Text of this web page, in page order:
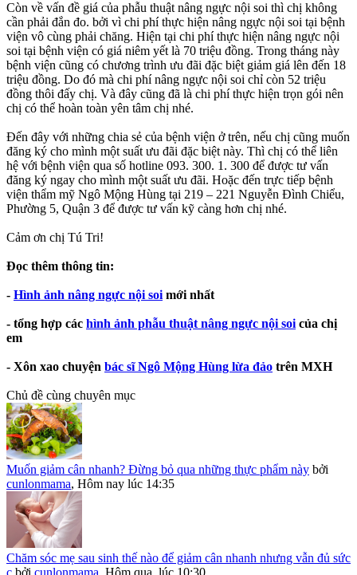
Còn về vấn đề giá của phẫu thuật nâng ngực nội soi thì chị không
cần phải đắn đo. bởi vì chi phí thực hiện nâng ngực nội soi tại bệnh
viện vô cùng phải chăng. Hiện tại chi phí thực hiện nâng ngực nội
soi tại bệnh viện có giá niêm yết là 70 triệu đồng. Trong tháng này
bệnh viện cũng có chương trình ưu đãi đặc biệt giảm giá lên đến 18
triệu đồng. Do đó mà chi phí nâng ngực nội soi chỉ còn 52 triệu
đồng thôi đấy chị. Và đây cũng đã là chi phí thực hiện trọn gói nên
chị có thể hoàn toàn yên tâm chị nhé.
Đến đây với những chia sẻ của bệnh viện ở trên, nếu chị cũng muốn
đăng ký cho mình một suất ưu đãi đặc biệt này. Thì chị có thể liên
hệ với bệnh viện qua số hotline 093. 300. 1. 300 để được tư vấn
đăng ký ngay cho mình một suất ưu đãi. Hoặc đến trực tiếp bệnh
viện thẩm mỹ Ngô Mộng Hùng tại 219 – 221 Nguyễn Đình Chiểu,
Phường 5, Quận 3 để được tư vấn kỹ càng hơn chị nhé.
Cảm ơn chị Tú Tri!
Đọc thêm thông tin:
- Hình ảnh nâng ngực nội soi mới nhất
- tổng hợp các hình ảnh phẫu thuật nâng ngực nội soi của chị
em
- Xôn xao chuyện bác sĩ Ngô Mộng Hùng lừa đảo trên MXH
Chủ đề cùng chuyên mục
Muốn giảm cân nhanh? Đừng bỏ qua những thực phẩm này bởi
cunlonmama, Hôm nay lúc 14:35
Chăm sóc mẹ sau sinh thế nào để giảm cân nhanh nhưng vẫn đủ sức